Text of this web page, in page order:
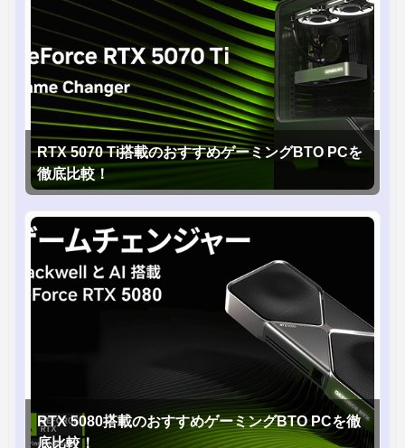
RTX 5070 Ti搭載のおすすめゲーミングBTO PCを
徹底比較！
RTX 5080搭載のおすすめゲーミングBTO PCを徹
底比較！